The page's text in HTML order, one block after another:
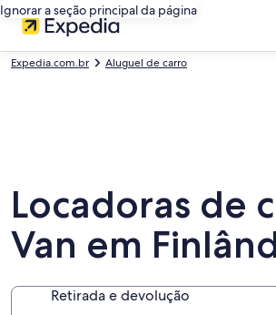
Ignorar a seção principal da página
Expedia.com.br Aluguel de carro
Locadoras de
Van em
Retirada e devolução